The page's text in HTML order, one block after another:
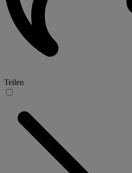
Teilen